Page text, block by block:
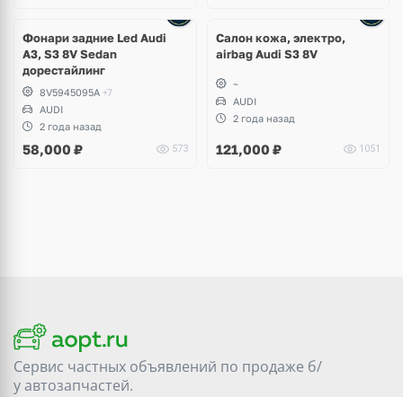
Фонари задние Led Audi
A3, S3 8V Sedan
дорестайлинг
8V5945095A +7
AUDI
2 года назад
58,000 ₽ 573
Салон кожа, электро,
airbag Audi S3 8V
~
AUDI
2 года назад
121,000 ₽ 1051
Сервис частных объявлений по продаже б/
уавтозапчастей.